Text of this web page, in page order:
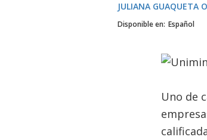
JULIANA GUAQUETA
Disponible en: Español
Uno de